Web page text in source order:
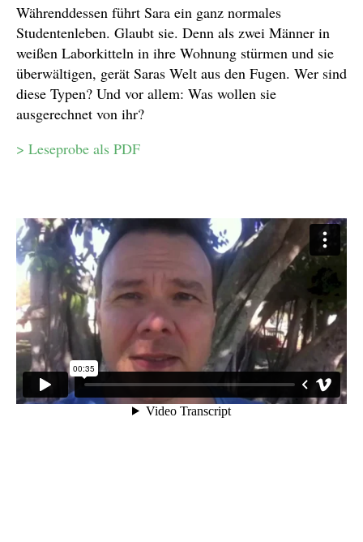
Währenddessen führt Sara ein ganz normales
Studentenleben. Glaubt sie. Denn als zwei Männer in
weißen Laborkitteln in ihre Wohnung stürmen und sie
überwältigen, gerät Saras Welt aus den Fugen. Wer sind
diese Typen? Und vor allem: Was wollen sie
ausgerechnet von ihr?
> Leseprobe als PDF